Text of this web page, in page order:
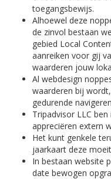
toegangsbewijs.
Alhoewel deze
de zinvol bestaan
gebied Local
aanreiken voor gij
waarderen jouw
Al webdesign
waarderen bij
gedurende
Tripadvisor LLC
appreciëren extern
Het kunt genkele
jaarkaart deze
In bestaan website
date bewogen